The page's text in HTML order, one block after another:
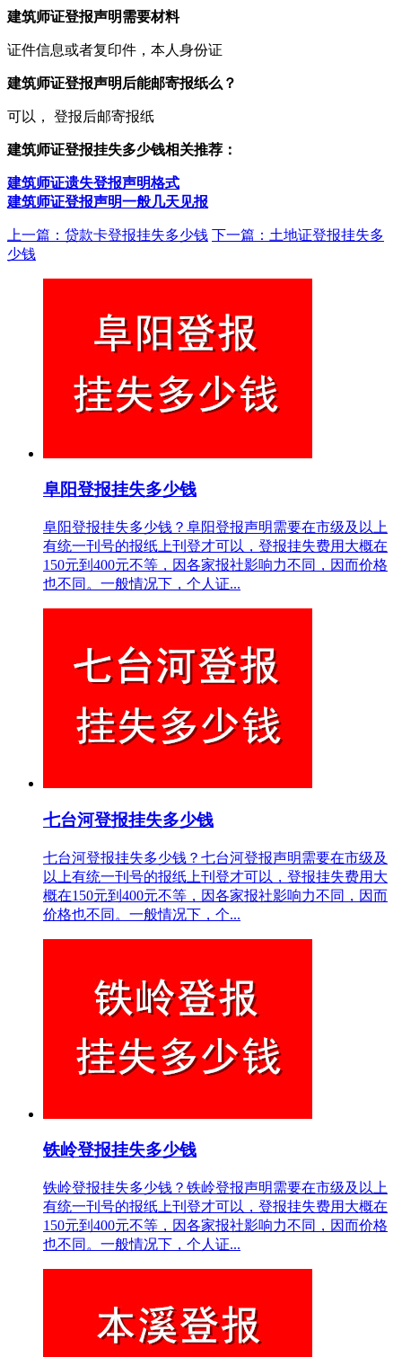
建筑师证登报声明需要材料
证件信息或者复印件，本人身份证
建筑师证登报声明后能邮寄报纸么？
可以， 登报后邮寄报纸
建筑师证登报挂失多少钱相关推荐：
建筑师证遗失登报声明格式
建筑师证登报声明一般几天见报
上一篇：贷款卡登报挂失多少钱 下一篇：土地证登报挂失多
少钱
阜阳登报挂失多少钱
阜阳登报挂失多少钱？阜阳登报声明需要在市级及以上
有统一刊号的报纸上刊登才可以，登报挂失费用大概在
150元到400元不等，因各家报社影响力不同，因而价格
也不同。一般情况下，个人证...
七台河登报挂失多少钱
七台河登报挂失多少钱？七台河登报声明需要在市级及
以上有统一刊号的报纸上刊登才可以，登报挂失费用大
概在150元到400元不等，因各家报社影响力不同，因而
价格也不同。一般情况下，个...
铁岭登报挂失多少钱
铁岭登报挂失多少钱？铁岭登报声明需要在市级及以上
有统一刊号的报纸上刊登才可以，登报挂失费用大概在
150元到400元不等，因各家报社影响力不同，因而价格
也不同。一般情况下，个人证...